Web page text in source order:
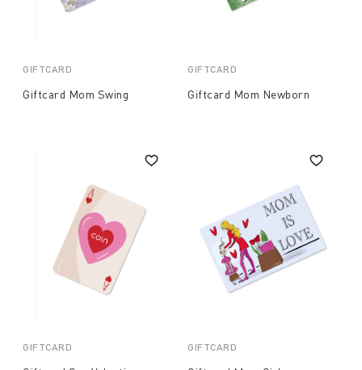
GIFTCARD
Giftcard Mom Swing
GIFTCARD
Giftcard Mom Newborn
GIFTCARD GIFTCARD